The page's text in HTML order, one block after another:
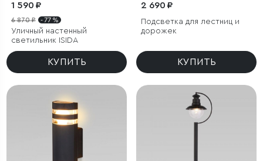
1 590 ₽
6 870 ₽ - 77 %
Уличный настенный
светильник ISIDA
КУПИТЬ
2 690 ₽
Подсветка для лестниц и
дорожек
КУПИТЬ